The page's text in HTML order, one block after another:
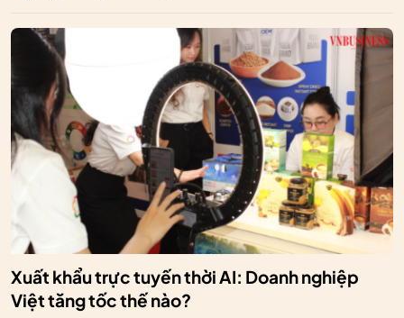
Xuất khẩu trực tuyến thời AI: Doanh nghiệp
Việt tăng tốc thế nào?